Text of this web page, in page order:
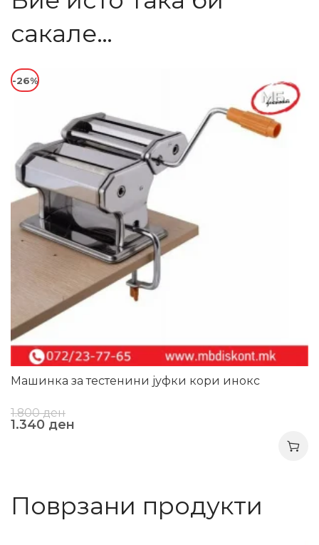
сакале…
-26%
Машинка за тестенини јуфки кори инокс
1.800ден
1.340 ден
Поврзани продукти